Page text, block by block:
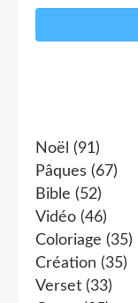
Noël (91)
Pâques (67)
Bible (52)
Vidéo (46)
Coloriage (35)
Création (35)
Verset (33)